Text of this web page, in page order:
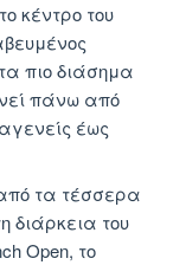
κέντρο του
πιο διάσημα
πάνω από
έως
τα τέσσερα
διάρκεια του
Open, το